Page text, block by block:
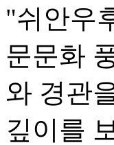
"쉬안우
문문화
와 경관
깊이를